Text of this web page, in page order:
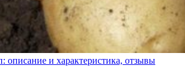
описание и характеристика, отзывы